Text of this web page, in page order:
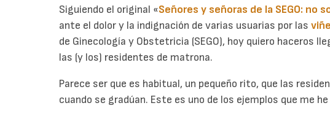
Siguiendo el original «Señores y señoras de la SEGO: no
ante el dolor y la indignación de varias usuarias por las
de Ginecología y Obstetricia (SEGO), hoy quiero haceros
las (y los) residentes de matrona.
Parece ser que es habitual, un pequeño rito, que las
cuando se gradúan. Este es uno de los ejemplos que me